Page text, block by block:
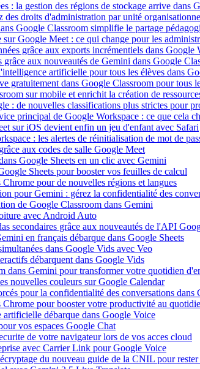
: la gestion des régions de stockage arrive dans
droits d'administration par unité
Google Classroom simplifie le partage
Google Meet : ce qui change pour les
grâce aux exports incrémentiels dans Google
aux nouveautés de Gemini dans Google
artificielle pour tous les élèves dans
gratuitement dans Google Classroom pour tous
sur mobile et enrichit la création de
: de nouvelles classifications plus strictes pour
principal de Google Workspace : ce que cela
sur iOS devient enfin un jeu d'enfant avec Safari
: les alertes de réinitialisation de mot de
aux codes de salle Google Meet
Google Sheets en un clic avec Gemini
Sheets pour booster vos feuilles de calcul
pour de nouvelles régions et langues
pour Gemini : gérez la confidentialité des
de Google Classroom dans Gemini
avec Android Auto
secondaires grâce aux nouveautés de l'API
en français débarque dans Google Sheets
dans Google Vids avec Veo
débarquent dans Google Vids
dans Gemini pour transformer votre quotidien
nouvelles couleurs sur Google Calendar
pour la confidentialité des conversations dans
pour booster votre productivité au
débarque dans Google Voice
vos espaces Google Chat
de votre navigateur lors de vos acces cloud
avec Carrier Link pour Google Voice
du nouveau guide de la CNIL pour